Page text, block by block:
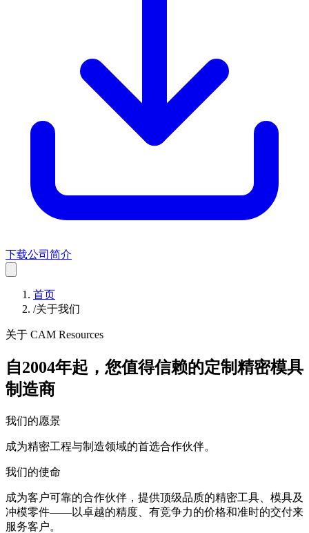
下载公司简介
首页
/关于我们
关于 CAM Resources
自2004年起，您值得信赖的定制精密模具
制造商
我们的愿景
成为精密工程与制造领域的首选合作伙伴。
我们的使命
成为客户可靠的合作伙伴，提供顶级品质的精密工具、模具及
冲模零件——以卓越的精度、有竞争力的价格和准时的交付来
服务客户。